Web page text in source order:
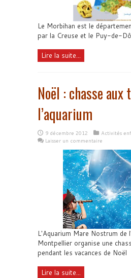
Le Morbihan est le
par la Creuse et le Puy-de-
Lire la suite...
Noël : chasse aux
l’aquarium
9 décembre 2012
Activités
Laisser un commentaire
L'Aquarium Mare Nostrum de
Montpellier organise une
pendant les vacances de Noël
Lire la suite...